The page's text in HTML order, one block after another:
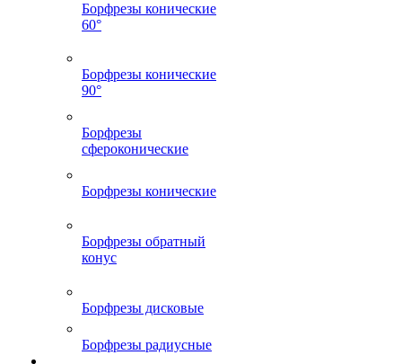
Борфрезы конические
60°
Борфрезы конические
90°
Борфрезы
сфероконические
Борфрезы конические
Борфрезы обратный
конус
Борфрезы дисковые
Борфрезы радиусные